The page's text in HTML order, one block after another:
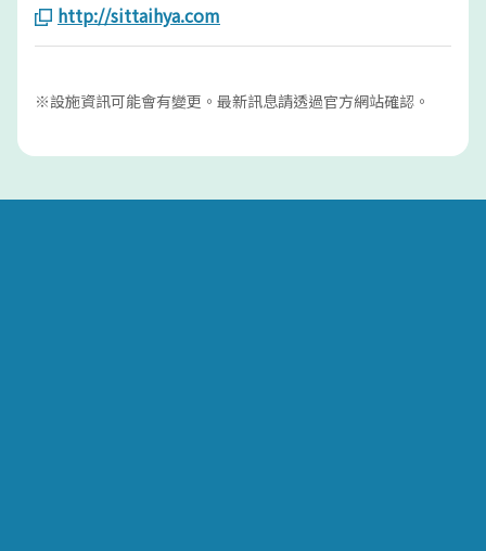
http://sittaihya.com
※設施資訊可能會有變更。最新訊息請透過官方網站確認。